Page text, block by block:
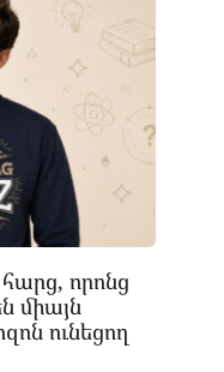
որոնց
միայն
ունեցող